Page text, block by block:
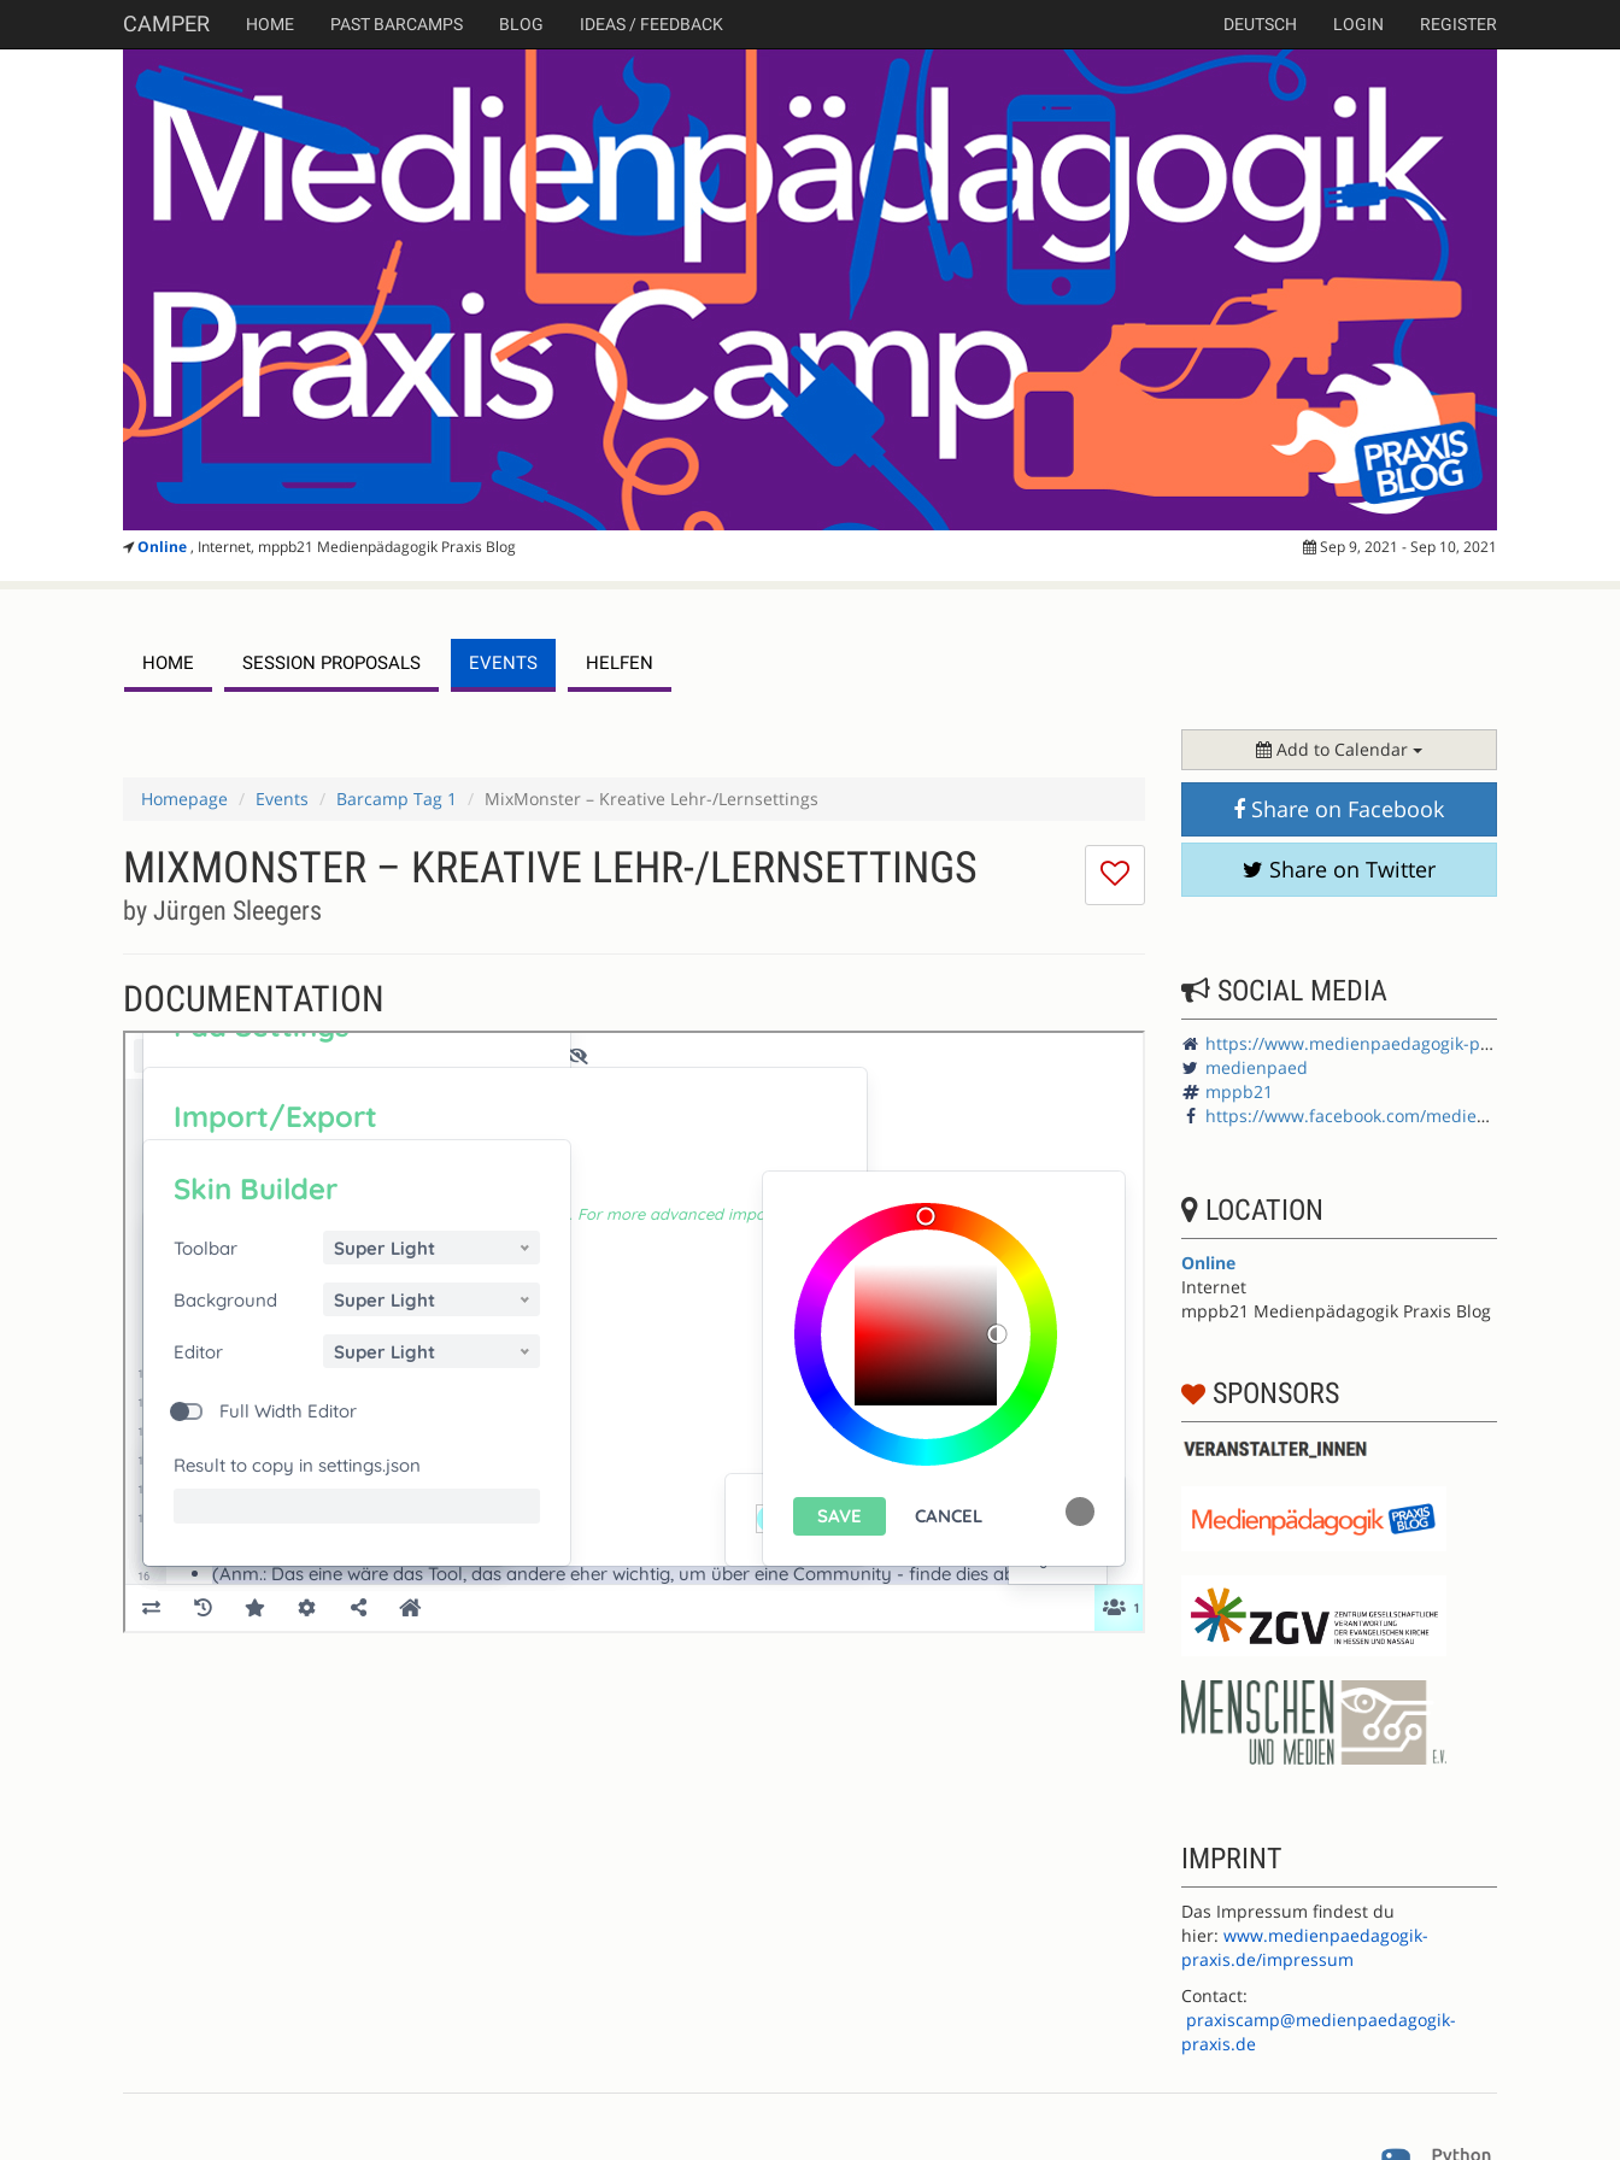
CAMPER HOME PAST BARCAMPS BLOG IDEAS / FEEDBACK DEUTSCH LOGIN REGISTER
Online, Internet, mppb21 Medienpädagogik Praxis Blog Sep 9, 2021 - Sep 10, 2021
HOME SESSION PROPOSALS EVENTS HELFEN
Homepage Events Barcamp Tag 1 MixMonster – Kreative Lehr-/Lernsettings
I
don't
session
MIXMONSTER – KREATIVE LEHR-/LERNSETTINGS
by Jürgen Sleegers
DOCUMENTATION
Add to Calendar
Share on Facebook
Share on Twitter
SOCIAL MEDIA
https://www.medienpaedagogik-praxis.de/
medienpaed
mppb21
https://www.facebook.com/medienpaedagogik/
LOCATION
Online
Internet
mppb21 Medienpädagogik Praxis Blog
SPONSORS
IMPRINT
Das Impressum findest du
hier: www.medienpaedagogik-
praxis.de/impressum
Contact:
praxiscamp@medienpaedagogik-
praxis.de